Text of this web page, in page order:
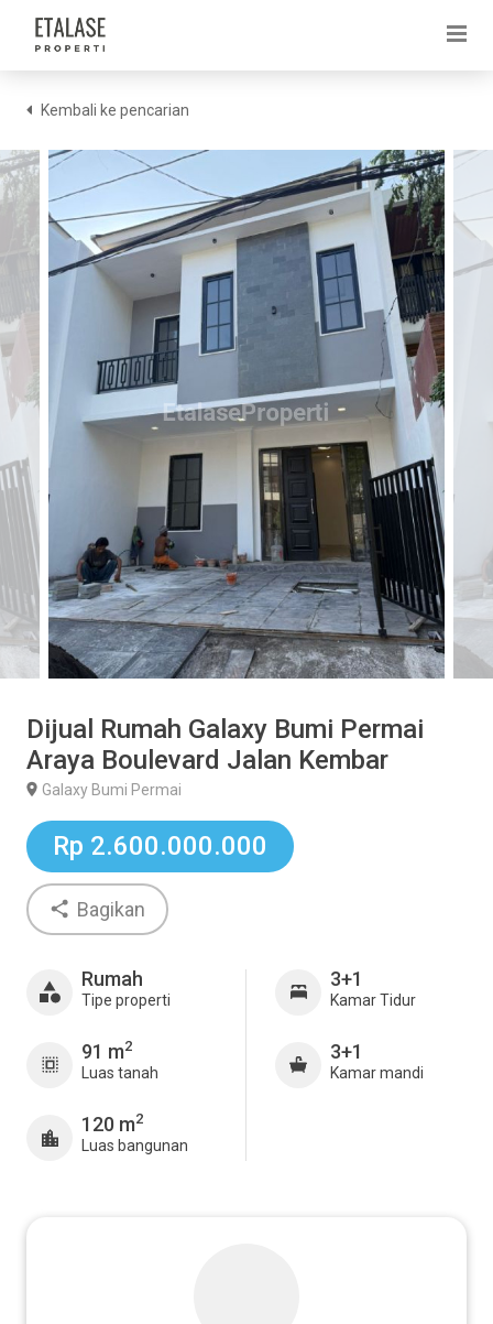
Kembali ke pencarian
Dijual Rumah Galaxy Bumi Permai
Araya Boulevard Jalan Kembar
Galaxy Bumi Permai
Rp 2.600.000.000
Bagikan
Rumah
Tipe properti
91 m2
Luas tanah
120 m2
Luas bangunan
3+1
Kamar Tidur
3+1
Kamar mandi